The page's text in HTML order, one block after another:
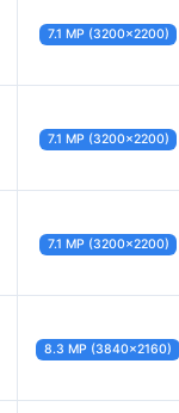
7.1 MP (3200×2200)
7.1 MP (3200×2200)
7.1 MP (3200×2200)
8.3 MP (3840×2160)